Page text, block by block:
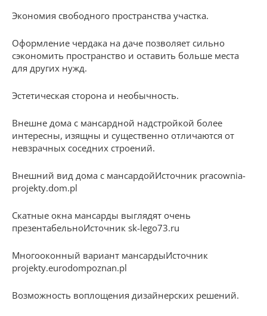
Экономия свободного пространства участка.
Оформление чердака на даче позволяет сильно
сэкономить пространство и оставить больше места
для других нужд.
Эстетическая сторона и необычность.
Внешне дома с мансардной надстройкой более
интересны, изящны и существенно отличаются от
невзрачных соседних строений.
Внешний вид дома с мансардойИсточник pracownia-
projekty.dom.pl
Скатные окна мансарды выглядят очень
презентабельноИсточник sk-lego73.ru
Многооконный вариант мансардыИсточник
projekty.eurodompoznan.pl
Возможность воплощения дизайнерских решений.